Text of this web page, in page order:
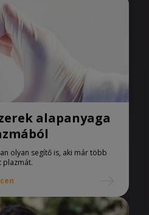
alapanyaga
olyan segítő is, aki már több
plazmát.